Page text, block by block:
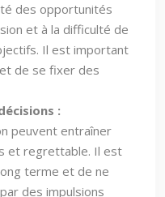
des opportunités
et à la difficulté de
Il est important
de se fixer des
:
peuvent entraîner
et regrettable. Il est
terme et de ne
des impulsions